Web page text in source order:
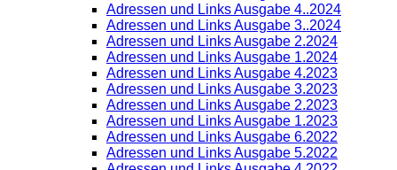
Adressen und Links Ausgabe 4..2024
Adressen und Links Ausgabe 3..2024
Adressen und Links Ausgabe 2.2024
Adressen und Links Ausgabe 1.2024
Adressen und Links Ausgabe 4.2023
Adressen und Links Ausgabe 3.2023
Adressen und Links Ausgabe 2.2023
Adressen und Links Ausgabe 1.2023
Adressen und Links Ausgabe 6.2022
Adressen und Links Ausgabe 5.2022